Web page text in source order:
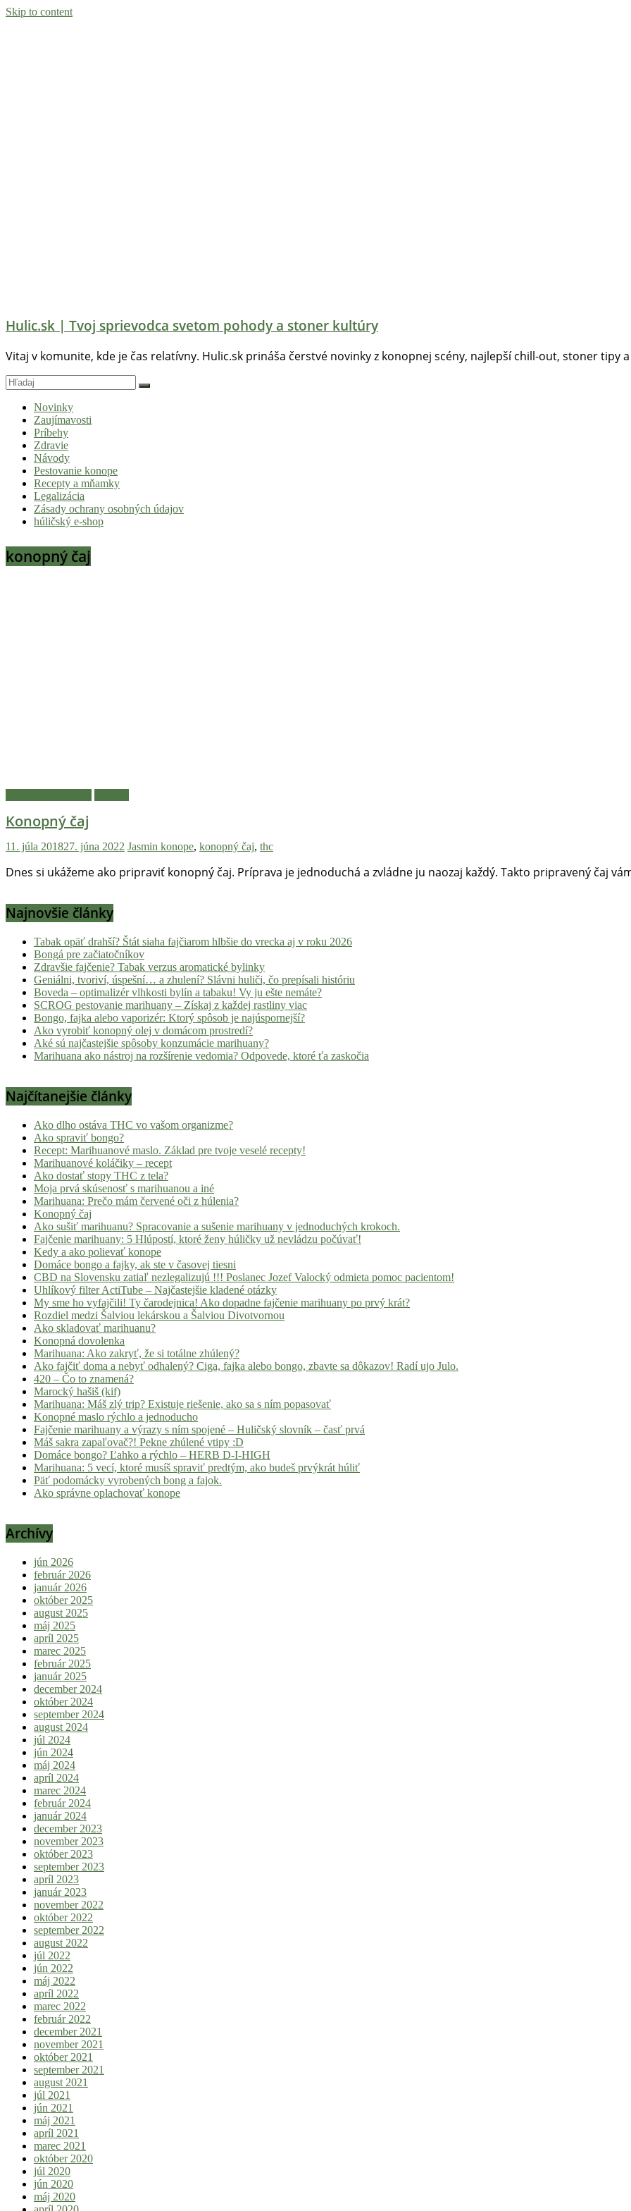
Skip to content
Hulic.sk | Tvoj sprievodca svetom pohody a stoner kultúry
Vitaj v komunite, kde je čas relatívny. Hulic.sk prináša čerstvé novinky z konopnej scény, najlepší chill-out, stoner tipy
Novinky
Zaujímavosti
Príbehy
Zdravie
Návody
Pestovanie konope
Recepty a mňamky
Legalizácia
Zásady ochrany osobných údajov
húličský e-shop
konopný čaj
Konopný čaj
11. júla 201827. júna 2022 Jasmin konope, konopný čaj, thc
Dnes si ukážeme ako pripraviť konopný čaj. Príprava je jednoduchá a zvládne ju naozaj každý. Takto pripravený čaj
Najnovšie články
Tabak opäť drahší? Štát siaha fajčiarom hlbšie do vrecka aj v roku 2026
Bongá pre začiatočníkov
Zdravšie fajčenie? Tabak verzus aromatické bylinky
Geniálni, tvoriví, úspešní… a zhulení? Slávni huliči, čo prepísali históriu
Boveda – optimalizér vlhkosti bylín a tabaku! Vy ju ešte nemáte?
SCROG pestovanie marihuany – Získaj z každej rastliny viac
Bongo, fajka alebo vaporizér: Ktorý spôsob je najúspornejší?
Ako vyrobiť konopný olej v domácom prostredí?
Aké sú najčastejšie spôsoby konzumácie marihuany?
Marihuana ako nástroj na rozšírenie vedomia? Odpovede, ktoré ťa zaskočia
Najčítanejšie články
Ako dlho ostáva THC vo vašom organizme?
Ako spraviť bongo?
Recept: Marihuanové maslo. Základ pre tvoje veselé recepty!
Marihuanové koláčiky – recept
Ako dostať stopy THC z tela?
Moja prvá skúsenosť s marihuanou a iné
Marihuana: Prečo mám červené oči z húlenia?
Konopný čaj
Ako sušiť marihuanu? Spracovanie a sušenie marihuany v jednoduchých krokoch.
Fajčenie marihuany: 5 Hlúpostí, ktoré ženy húličky už nevládzu počúvať!
Kedy a ako polievať konope
Domáce bongo a fajky, ak ste v časovej tiesni
CBD na Slovensku zatiaľ nezlegalizujú !!! Poslanec Jozef Valocký odmieta pomoc pacientom!
Uhlíkový filter ActiTube – Najčastejšie kladené otázky
My sme ho vyfajčili! Ty čarodejnica! Ako dopadne fajčenie marihuany po prvý krát?
Rozdiel medzi Šalviou lekárskou a Šalviou Divotvornou
Ako skladovať marihuanu?
Konopná dovolenka
Marihuana: Ako zakryť, že si totálne zhúlený?
Ako fajčiť doma a nebyť odhalený? Ciga, fajka alebo bongo, zbavte sa dôkazov! Radí ujo Julo.
420 – Čo to znamená?
Marocký hašiš (kif)
Marihuana: Máš zlý trip? Existuje riešenie, ako sa s ním popasovať
Konopné maslo rýchlo a jednoducho
Fajčenie marihuany a výrazy s ním spojené – Huličský slovník – časť prvá
Máš sakra zapaľovač?! Pekne zhúlené vtipy :D
Domáce bongo? Ľahko a rýchlo – HERB D-I-HIGH
Marihuana: 5 vecí, ktoré musíš spraviť predtým, ako budeš prvýkrát húliť
Päť podomácky vyrobených bong a fajok.
Ako správne oplachovať konope
Archívy
jún 2026
február 2026
január 2026
október 2025
august 2025
máj 2025
apríl 2025
marec 2025
február 2025
január 2025
december 2024
október 2024
september 2024
august 2024
júl 2024
jún 2024
máj 2024
apríl 2024
marec 2024
február 2024
január 2024
december 2023
november 2023
október 2023
september 2023
apríl 2023
január 2023
november 2022
október 2022
september 2022
august 2022
júl 2022
jún 2022
máj 2022
apríl 2022
marec 2022
február 2022
december 2021
november 2021
október 2021
september 2021
august 2021
júl 2021
jún 2021
máj 2021
apríl 2021
marec 2021
október 2020
júl 2020
jún 2020
máj 2020